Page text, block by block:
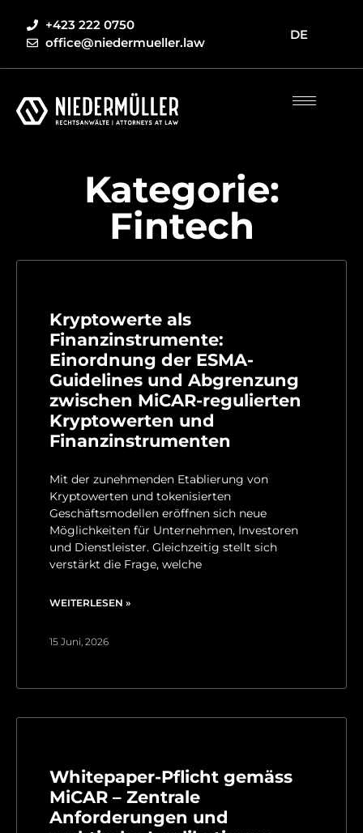
+423 222 0750
office@niedermueller.law
DE
Kategorie:
Fintech
Kryptowerte als
Finanzinstrumente:
Einordnung der ESMA-
Guidelines und Abgrenzung
zwischen MiCAR-regulierten
Kryptowerten und
Finanzinstrumenten
Mit der zunehmenden Etablierung von
Kryptowerten und tokenisierten
Geschäftsmodellen eröffnen sich neue
Möglichkeiten für Unternehmen, Investoren
und Dienstleister. Gleichzeitig stellt sich
verstärkt die Frage, welche
WEITERLESEN »
15 Juni, 2026
Whitepaper-Pflicht gemäss
MiCAR – Zentrale
Anforderungen und